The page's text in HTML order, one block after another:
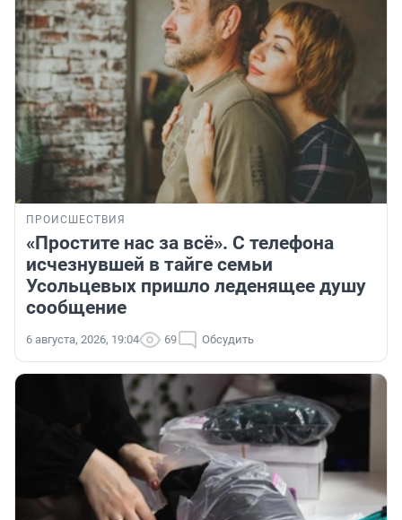
ПРОИСШЕСТВИЯ
«Простите нас за всё». С телефона
исчезнувшей в тайге семьи
Усольцевых пришло леденящее душу
сообщение
6 августа, 2026, 19:04 69 Обсудить